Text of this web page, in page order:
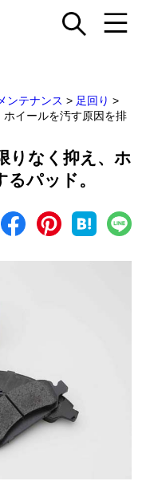
ンテナンス > 足回り >
イールを汚す原因を排
りなく抑え、ホ
パッド。